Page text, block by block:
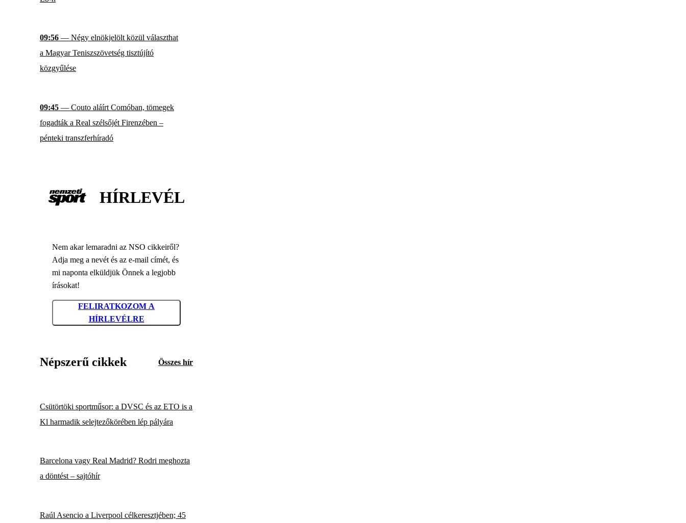
09:56 — Négy elnökjelölt közül választhat
a Magyar Teniszszövetség tisztújító
közgyűlése
09:45 — Couto aláírt Comóban, tömegek
fogadták a Real szélsőjét Firenzében –
pénteki transzferhíradó
HÍRLEVÉL
Nem akar lemaradni az NSO cikkeiről?
Adja meg a nevét és az e-mail címét, és
mi naponta elküldjük Önnek a legjobb
írásokat!
FELIRATKOZOM A
HÍRLEVÉLRE
Népszerű cikkek Összes hír
Csütörtöki sportműsor: a DVSC és az ETO is a
Kl harmadik selejtezőkörében lép pályára
Barcelona vagy Real Madrid? Rodri meghozta
a döntést – sajtóhír
Raúl Asencio a Liverpool célkeresztjében; 45